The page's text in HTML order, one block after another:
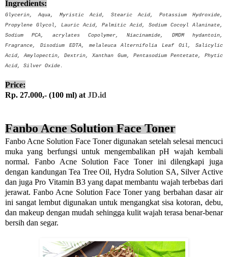
Ingredients:
Glycerin, Aqua, Myristic Acid, Stearic Acid, Potassium Hydroxide,
Propylene Glycol, Lauric Acid, Palmitic Acid, Sodium Cocoyl Alaninate,
Sodium PCA, acrylates Copolymer, Niacinamide, DMDM hydantoin,
Fragrance, Disodium EDTA, melaleuca Alternifolia Leaf Oil, Salicylic
Acid, Amylopectin, Dextrin, Xanthan Gum, Pentasodium Pentetate, Phytic
Acid, Silver Oxide.
Price:
Rp. 27.000,- (100 ml) at JD.id
Fanbo Acne Solution Face Toner
Fanbo Acne Solution Face Toner digunakan setelah selesai mencuci
muka yang berfungsi untuk mengembalikan pH wajah kembali
normal. Fanbo Acne Solution Face Toner ini dilengkapi juga
dengan kandungan Tea Tree Oil, Hydra Solution SA, Silver Active
dan juga Pro Vitamin B3 yang dapat membantu wajah terbebas dari
jerawat. Fanbo Acne Solution Face Toner yang berbahan dasar air
ini sangat lembut digunakan untuk mengangkat sisa kotoran, debu,
dan makeup dengan mudah sehingga kulit wajah terasa benar-benar
bersih dan segar.